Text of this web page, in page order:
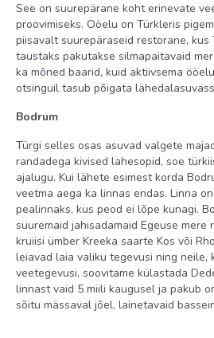
See on suurepärane koht erinevate
proovimiseks. Ööelu on Türkleris
piisavalt suurepäraseid restorane, kus
taustaks pakutakse silmapaitavaid
ka mõned baarid, kuid aktiivsema
otsinguil tasub põigata
Bodrum
Türgi selles osas asuvad valgete
randadega kivised lahesopid, soe
ajalugu. Kui lähete esimest korda
veetma aega ka linnas endas. Linna
pealinnaks, kus peod ei lõpe kunagi.
suuremaid jahisadamaid Egeuse
kruiisi ümber Kreeka saarte Kos või
leiavad laia valiku tegevusi ning neile,
veetegevusi, soovitame külastada
linnast vaid 5 miili kaugusel ja pakub
sõitu mässaval jõel, lainetavaid